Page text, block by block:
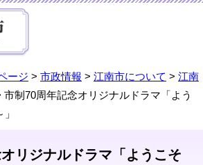
ージ > 市政情報 > 江南市について > 江南
市制70周年記念オリジナルドラマ「よう
リジナルドラマ「ようこそ